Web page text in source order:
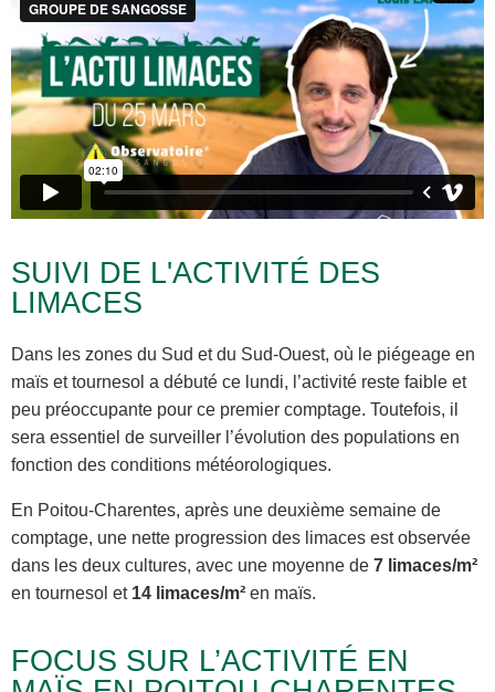
SUIVI DE L'ACTIVITÉ DES
LIMACES
Dans les zones du Sud et du Sud-Ouest, où le piégeage en
maïs et tournesol a débuté ce lundi, l’activité reste faible et
peu préoccupante pour ce premier comptage. Toutefois, il
sera essentiel de surveiller l’évolution des populations en
fonction des conditions météorologiques.
En Poitou-Charentes, après une deuxième semaine de
comptage, une nette progression des limaces est observée
dans les deux cultures, avec une moyenne de 7 limaces/m²
en tournesol et 14 limaces/m² en maïs.
FOCUS SUR L’ACTIVITÉ EN